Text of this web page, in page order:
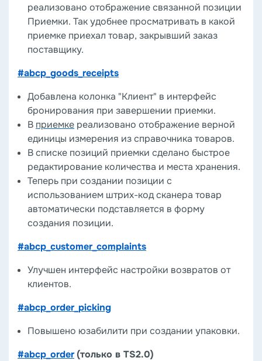
реализовано отображение связанной позиции
Приемки. Так удобнее просматривать в какой
приемке приехал товар, закрывший заказ
поставщику.
#abcp_goods_receipts
Добавлена колонка "Клиент" в интерфейс
бронирования при завершении приемки.
В приемке реализовано отображение верной
единицы измерения из справочника товаров.
В списке позиций приемки сделано быстрое
редактирование количества и места хранения.
Теперь при создании позиции с
использованием штрих-код сканера товар
автоматически подставляется в форму
создания позиции.
#abcp_customer_complaints
Улучшен интерфейс настройки возвратов от
клиентов.
#abcp_order_picking
Повышено юзабилити при создании упаковки.
#abcp_order(только в TS2.0)